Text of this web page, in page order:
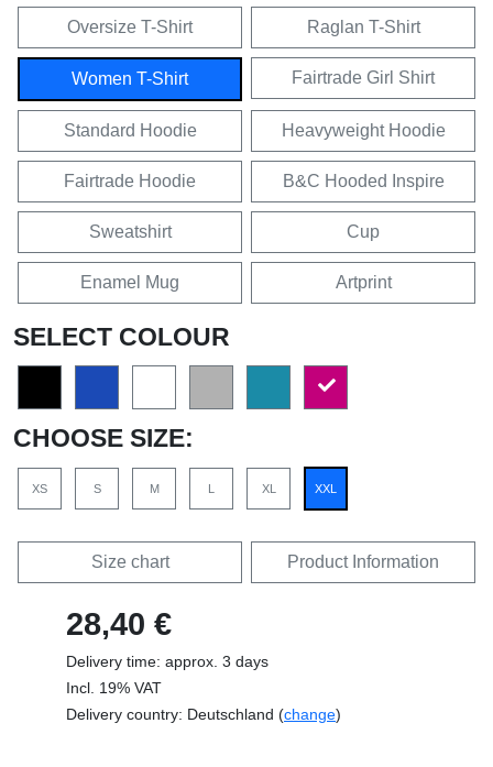
Oversize T-Shirt Raglan T-Shirt
Women T-Shirt Fairtrade Girl Shirt
Standard Hoodie Heavyweight Hoodie
Fairtrade Hoodie B&C Hooded Inspire
Sweatshirt Cup
Enamel Mug Artprint
SELECT COLOUR
CHOOSE SIZE:
XS S M L XL XXL
Size chart Product Information
28,40 €
Delivery time: approx. 3 days
Incl. 19% VAT
Delivery country: Deutschland (change)